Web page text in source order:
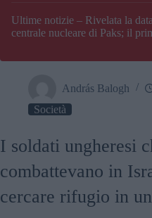
Ultime notizie – Rivelata la
centrale nucleare di Paks; il
András Balogh
Società
I soldati ungheresi
combattevano in
cercare rifugio in